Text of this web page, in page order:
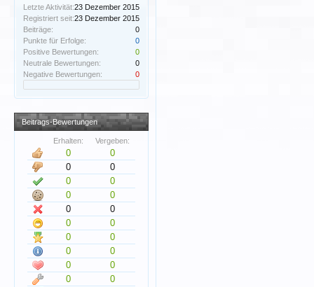
Letzte Aktivität:23 Dezember 2015
Registriert seit:23 Dezember 2015
Beiträge:
0
Punkte für Erfolge:
0
Positive Bewertungen:
0
Neutrale Bewertungen:
0
Negative Bewertungen:
0
Beitrags-Bewertungen
Erhalten: Vergeben:
0
0
0
0
0
0
0
0
0
0
0
0
0
0
0
0
0
0
0
0